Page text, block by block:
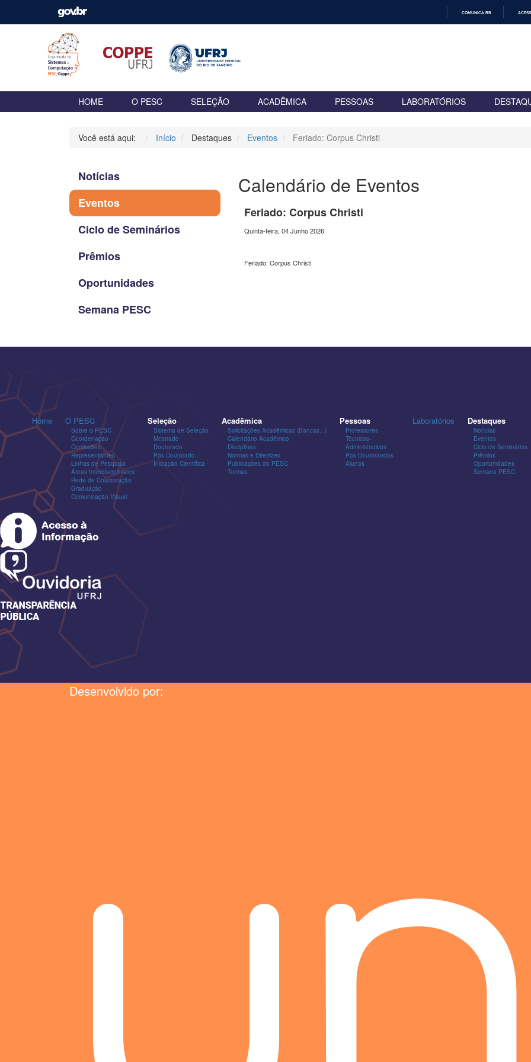
COMUNICA BR
HOME O PESC SELEÇÃO ACADÊMICA PESSOAS LABORATÓRIOS
Você está aqui: Início Destaques Eventos Feriado: Corpus Christi
Notícias
Eventos
Ciclo de Seminários
Prêmios
Oportunidades
Semana PESC
Calendário de Eventos
Feriado: Corpus Christi
Quinta-feira, 04 Junho 2026
Feriado: Corpus Christi
Home O PESC
Sobre o PESC
Coordenação
Comissões
Representantes
Linhas de Pesquisa
Áreas Interdisciplinares
Rede de Colaboração
Graduação
Comunicação Visual
Seleção
Sistema de Seleção
Mestrado
Doutorado
Pós-Doutorado
Iniciação Científica
Acadêmica
Solicitações Acadêmicas (Bancas...)
Calendário Acadêmico
Disciplinas
Normas e Diretrizes
Publicações do PESC
Turmas
Pessoas
Professores
Técnicos-
Administrativos
Pós-Doutorandos
Alunos
Laboratórios Destaques
Notícias
Eventos
Ciclo de Seminários
Prêmios
Oportunidades
Semana PESC
Desenvolvido por: